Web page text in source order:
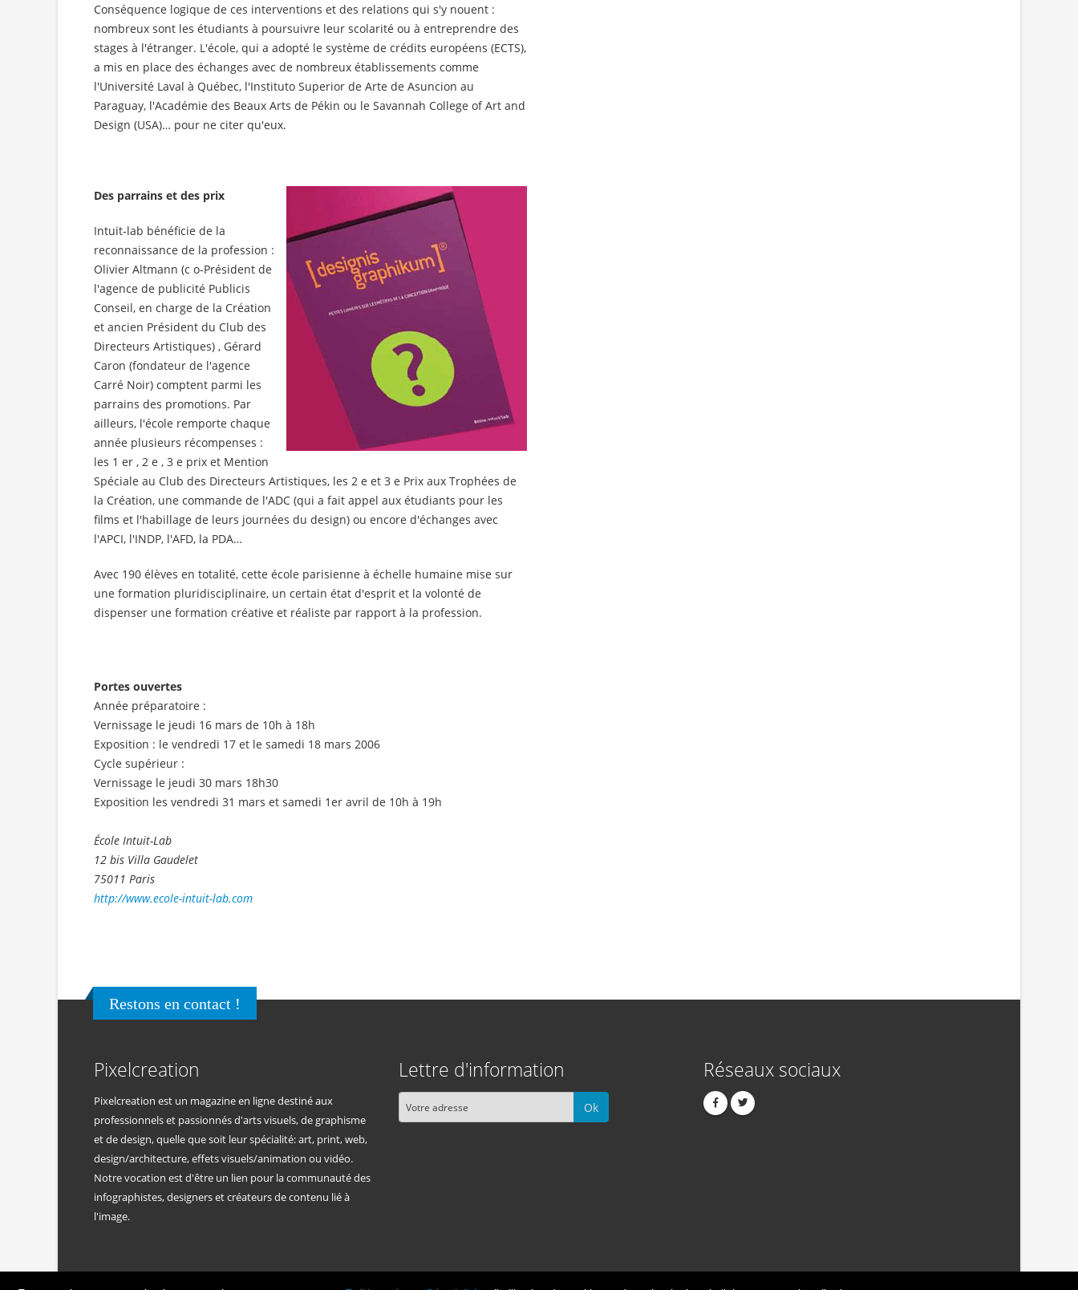
Conséquence logique de ces interventions et des relations qui s'y nouent :
nombreux sont les étudiants à poursuivre leur scolarité ou à entreprendre des
stages à l'étranger. L'école, qui a adopté le système de crédits européens (ECTS),
a mis en place des échanges avec de nombreux établissements comme
l'Université Laval à Québec, l'Instituto Superior de Arte de Asuncion au
Paraguay, l'Académie des Beaux Arts de Pékin ou le Savannah College of Art and
Design (USA)… pour ne citer qu'eux.
Des parrains et des prix
Intuit-lab bénéficie de la
reconnaissance de la profession :
Olivier Altmann (c o-Président de
l'agence de publicité Publicis
Conseil, en charge de la Création
et ancien Président du Club des
Directeurs Artistiques) , Gérard
Caron (fondateur de l'agence
Carré Noir) comptent parmi les
parrains des promotions. Par
ailleurs, l'école remporte chaque
année plusieurs récompenses :
les 1 er , 2 e , 3 e prix et Mention
Spéciale au Club des Directeurs Artistiques, les 2 e et 3 e Prix aux Trophées de
la Création, une commande de l'ADC (qui a fait appel aux étudiants pour les
films et l'habillage de leurs journées du design) ou encore d'échanges avec
l'APCI, l'INDP, l'AFD, la PDA…
Avec 190 élèves en totalité, cette école parisienne à échelle humaine mise sur
une formation pluridisciplinaire, un certain état d'esprit et la volonté de
dispenser une formation créative et réaliste par rapport à la profession.
Portes ouvertes
Année préparatoire :
Vernissage le jeudi 16 mars de 10h à 18h
Exposition : le vendredi 17 et le samedi 18 mars 2006
Cycle supérieur :
Vernissage le jeudi 30 mars 18h30
Exposition les vendredi 31 mars et samedi 1er avril de 10h à 19h
École Intuit-Lab
12 bis Villa Gaudelet
75011 Paris
http://www.ecole-intuit-lab.com
Restons en contact !
Pixelcreation
Pixelcreation est un magazine en ligne destiné aux
professionnels et passionnés d'arts visuels, de graphisme
et de design, quelle que soit leur spécialité: art, print, web,
design/architecture, effets visuels/animation ou vidéo.
Notre vocation est d'être un lien pour la communauté des
infographistes, designers et créateurs de contenu lié à
l'image.
Lettre d'information
Ok
Réseaux sociaux